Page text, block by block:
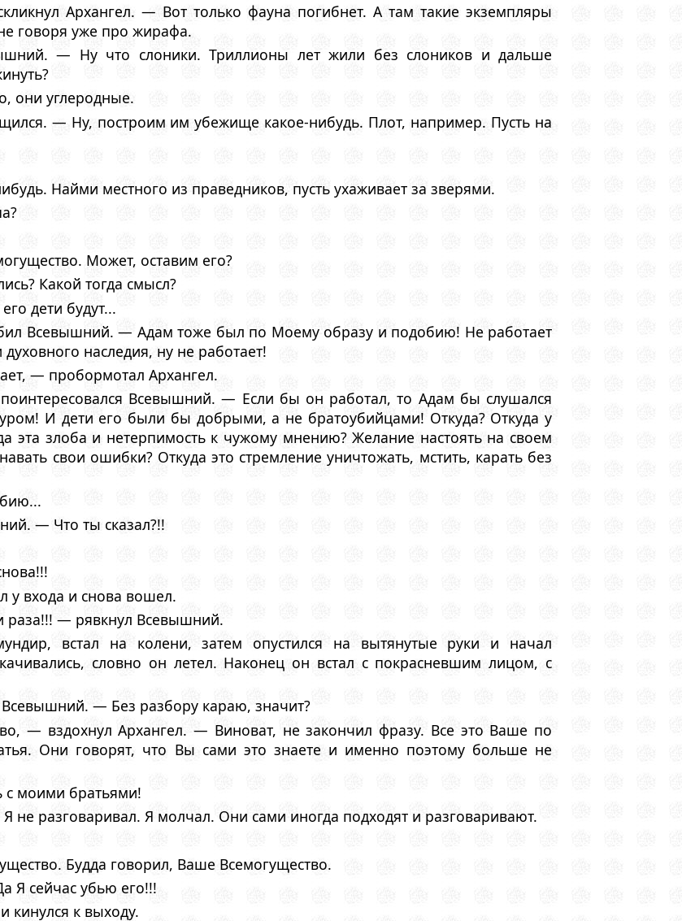
Архангел. — Вот только фауна погибнет. А там такие экземпляры
говоря уже про жирафа.
— Ну что слоники. Триллионы лет жили без слоников и дальше
они углеродные.
— Ну, построим им убежище какое-нибудь. Плот, например. Пусть на
Найми местного из праведников, пусть ухаживает за зверями.
Может, оставим его?
Какой тогда смысл?
дети будут...
Всевышний. — Адам тоже был по Моему образу и подобию! Не работает
наследия, ну не работает!
— пробормотал Архангел.
Всевышний. — Если бы он работал, то Адам бы слушался
И дети его были бы добрыми, а не братоубийцами! Откуда? Откуда у
эта злоба и нетерпимость к чужому мнению? Желание настоять на своем
свои ошибки? Откуда это стремление уничтожать, мстить, карать без
— Что ты сказал?!!
у входа и снова вошел.
раза!!! — рявкнул Всевышний.
встал на колени, затем опустился на вытянутые руки и начал
словно он летел. Наконец он встал с покрасневшим лицом, с
— Без разбору караю, значит?
— вздохнул Архангел. — Виноват, не закончил фразу. Все это Ваше по
Они говорят, что Вы сами это знаете и именно поэтому больше не
с моими братьями!
не разговаривал. Я молчал. Они сами иногда подходят и разговаривают.
Будда говорил, Ваше Всемогущество.
Я сейчас убью его!!!
кинулся к выходу.